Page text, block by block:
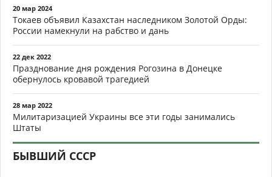
20 мар 2024
Токаев объявил Казахстан наследником Золотой Орды:
России намекнули на рабство и дань
22 дек 2022
Празднование дня рождения Рогозина в Донецке
обернулось кровавой трагедией
28 мар 2022
Милитаризацией Украины все эти годы занимались
Штаты
БЫВШИЙ СССР